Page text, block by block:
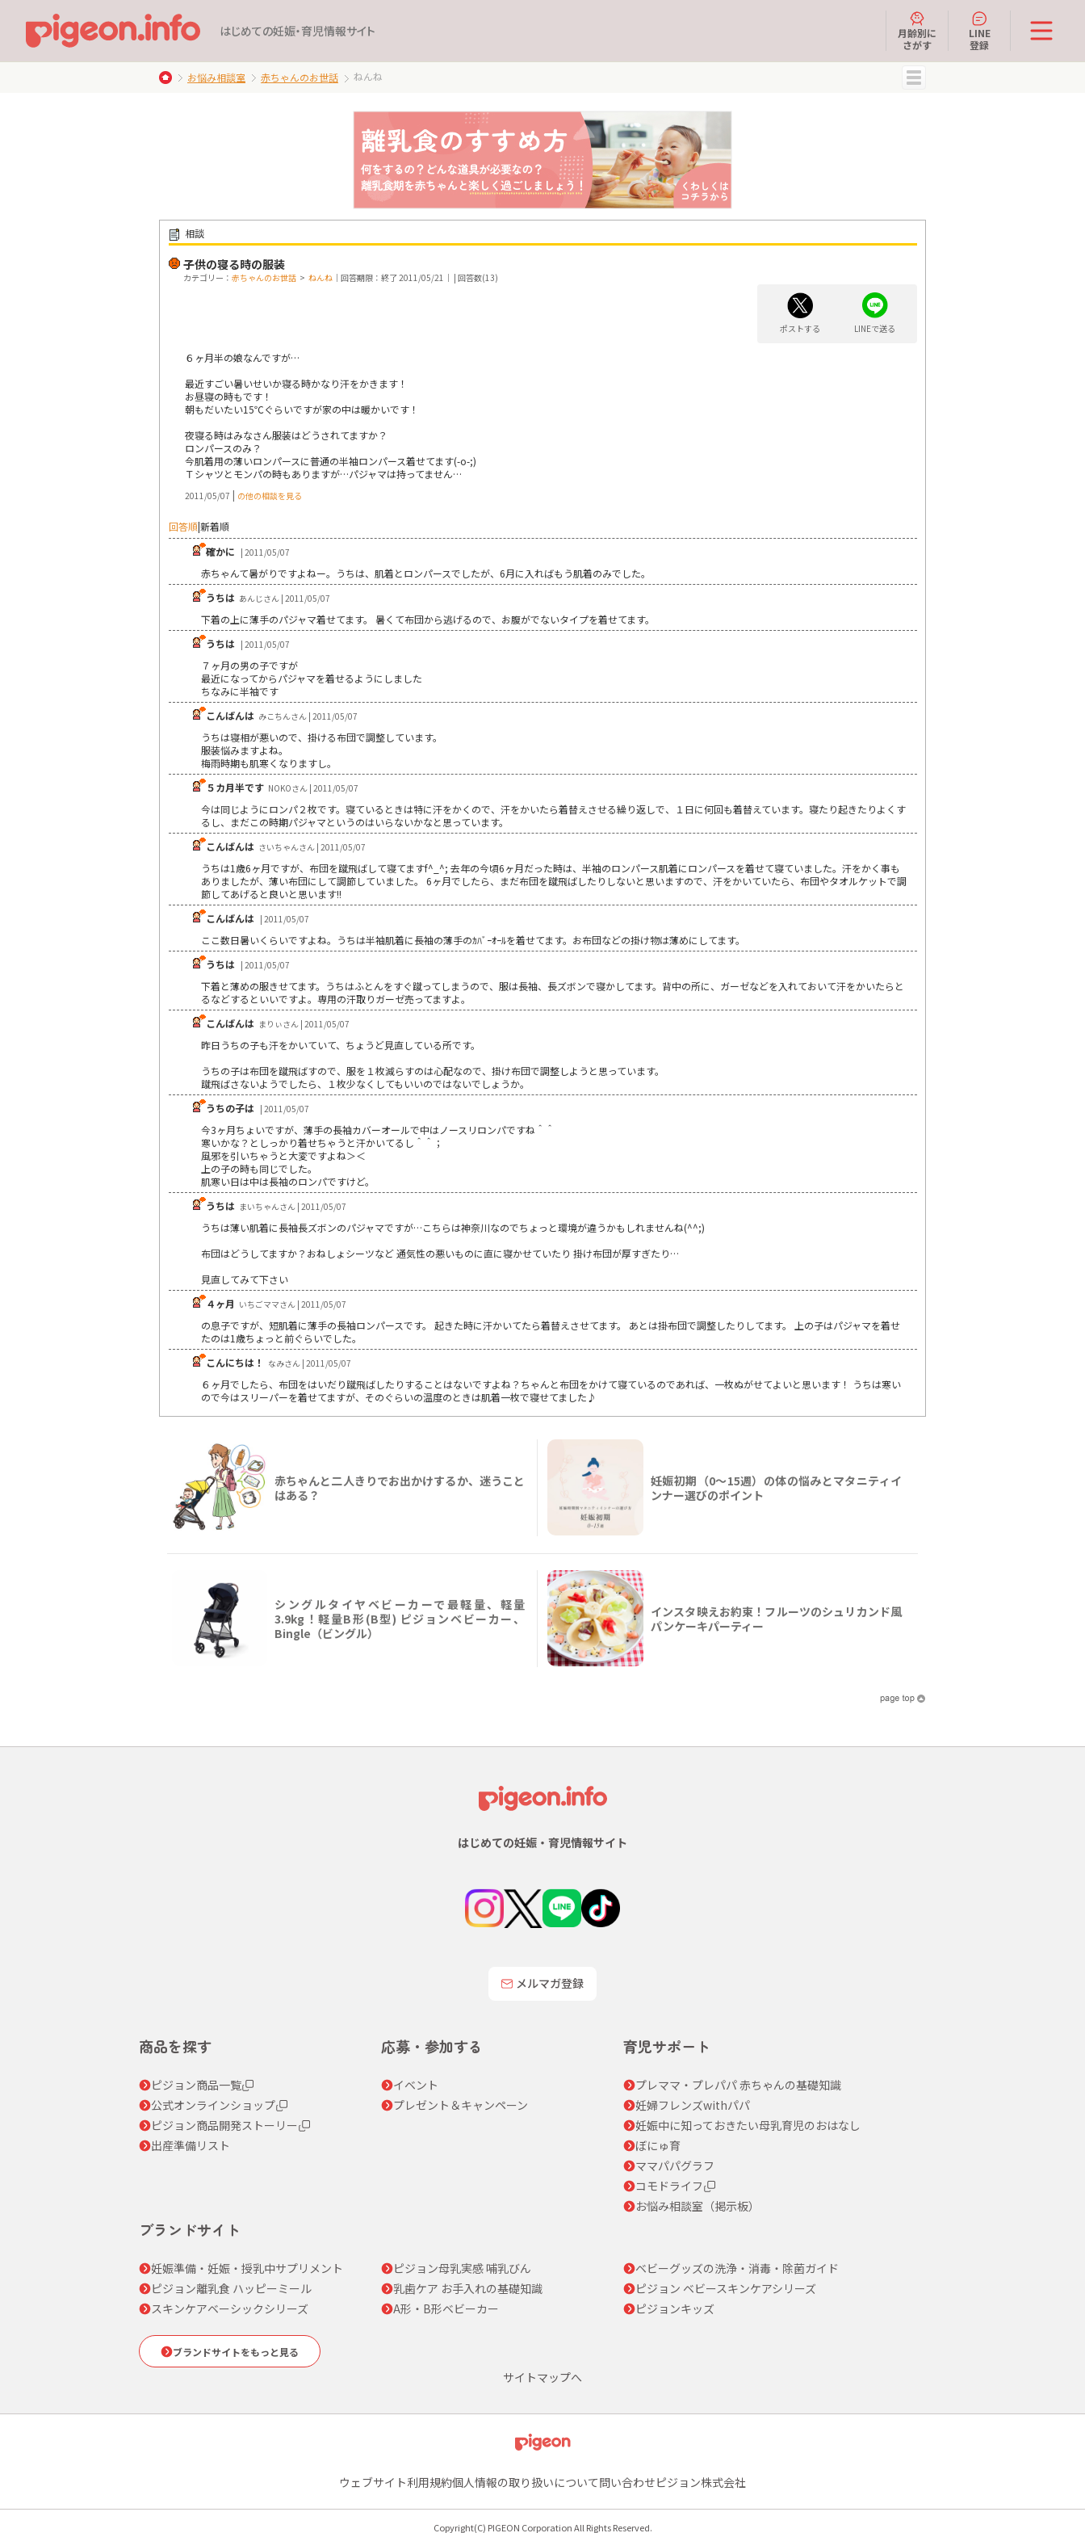
はじめての妊娠・育児情報サイト
月齢別に
さがす
LINE
登録
お悩み相談室 赤ちゃんのお世話 ねんね
相談
子供の寝る時の服装
カテゴリー： 赤ちゃんのお世話 > ねんね ｜回答期限：終了 2011/05/21｜ | 回答数(13)
ポストする LINEで送る
６ヶ月半の娘なんですが…
最近すごい暑いせいか寝る時かなり汗をかきます！
お昼寝の時もです！
朝もだいたい15℃ぐらいですが家の中は暖かいです！
夜寝る時はみなさん服装はどうされてますか？
ロンパースのみ？
今肌着用の薄いロンパースに普通の半袖ロンパース着せてます(-o-;)
Ｔシャツとモンパの時もありますが…パジャマは持ってません…
2011/05/07 | の他の相談を見る
回答順|新着順
確かに | 2011/05/07
赤ちゃんて暑がりですよねー。うちは、肌着とロンパースでしたが、6月に入ればもう肌着のみでした。
うちは あんじさん | 2011/05/07
下着の上に薄手のパジャマ着せてます。 暑くて布団から逃げるので、お腹がでないタイプを着せてます。
うちは | 2011/05/07
７ヶ月の男の子ですが
最近になってからパジャマを着せるようにしました
ちなみに半袖です
こんばんは みこちんさん | 2011/05/07
うちは寝相が悪いので、掛ける布団で調整しています。
服装悩みますよね。
梅雨時期も肌寒くなりますし。
５カ月半です NOKOさん | 2011/05/07
今は同じようにロンパ２枚です。寝ているときは特に汗をかくので、汗をかいたら着替えさせる繰り返しで、１日に何回も着替えています。寝たり起きたりよくす
るし、まだこの時期パジャマというのはいらないかなと思っています。
こんばんは さいちゃんさん | 2011/05/07
うちは1歳6ヶ月ですが、布団を蹴飛ばして寝てますf^_^; 去年の今頃6ヶ月だった時は、半袖のロンパース肌着にロンパースを着せて寝ていました。汗をかく事も
ありましたが、薄い布団にして調節していました。 6ヶ月でしたら、まだ布団を蹴飛ばしたりしないと思いますので、汗をかいていたら、布団やタオルケットで調
節してあげると良いと思います!!
こんばんは | 2011/05/07
ここ数日暑いくらいですよね。うちは半袖肌着に長袖の薄手のｶﾊﾞｰｵｰﾙを着せてます。お布団などの掛け物は薄めにしてます。
うちは | 2011/05/07
下着と薄めの服きせてます。うちはふとんをすぐ蹴ってしまうので、服は長袖、長ズボンで寝かしてます。背中の所に、ガーゼなどを入れておいて汗をかいたらと
るなどするといいですよ。専用の汗取りガーゼ売ってますよ。
こんばんは まりぃさん | 2011/05/07
昨日うちの子も汗をかいていて、ちょうど見直している所です。
うちの子は布団を蹴飛ばすので、服を１枚減らすのは心配なので、掛け布団で調整しようと思っています。
蹴飛ばさないようでしたら、１枚少なくしてもいいのではないでしょうか。
うちの子は | 2011/05/07
今3ヶ月ちょいですが、薄手の長袖カバーオールで中はノースリロンパですね＾＾
寒いかな？としっかり着せちゃうと汗かいてるし＾＾；
風邪を引いちゃうと大変ですよね＞＜
上の子の時も同じでした。
肌寒い日は中は長袖のロンパですけど。
うちは まいちゃんさん | 2011/05/07
うちは薄い肌着に長袖長ズボンのパジャマですが…こちらは神奈川なのでちょっと環境が違うかもしれませんね(^^;)
布団はどうしてますか？おねしょシーツなど 通気性の悪いものに直に寝かせていたり 掛け布団が厚すぎたり…
見直してみて下さい
４ヶ月 いちごママさん | 2011/05/07
の息子ですが、短肌着に薄手の長袖ロンパースです。 起きた時に汗かいてたら着替えさせてます。 あとは掛布団で調整したりしてます。 上の子はパジャマを着せ
たのは1歳ちょっと前ぐらいでした。
こんにちは！
なみさん | 2011/05/07
６ヶ月でしたら、布団をはいだり蹴飛ばしたりすることはないですよね？ちゃんと布団をかけて寝ているのであれば、一枚ぬがせてよいと思います！ うちは寒い
ので今はスリーパーを着せてますが、そのぐらいの温度のときは肌着一枚で寝せてました♪
赤ちゃんと二人きりでお出かけするか、迷うこと
はある？
妊娠初期（0〜15週）の体の悩みとマタニティイ
ンナー選びのポイント
シングルタイヤベビーカーで最軽量、軽量
3.9kg！軽量B形(B型) ピジョンベビーカー、
Bingle（ビングル）
インスタ映えお約束！フルーツのシュリカンド風
パンケーキパーティー
はじめての妊娠・育児情報サイト
メルマガ登録
商品を探す
ピジョン商品一覧
公式オンラインショップ
ピジョン商品開発ストーリー
出産準備リスト
応募・参加する
イベント
プレゼント＆キャンペーン
育児サポート
プレママ・プレパパ 赤ちゃんの基礎知識
妊婦フレンズwithパパ
妊娠中に知っておきたい母乳育児のおはなし
ぼにゅ育
ママパパグラフ
コモドライフ
お悩み相談室（掲示板）
ブランドサイト
妊娠準備・妊娠・授乳中サプリメント ピジョン母乳実感 哺乳びん
ベビーグッズの洗浄・消毒・除菌ガイド
ピジョン離乳食 ハッピーミール
乳歯ケア お手入れの基礎知識
ピジョン ベビースキンケアシリーズ
スキンケアベーシックシリーズ
A形・B形ベビーカー ピジョンキッズ
ブランドサイトをもっと見る
サイトマップへ
ウェブサイト利用規約個人情報の取り扱いについて問い合わせピジョン株式会社
Copyright(C) PIGEON Corporation All Rights Reserved.